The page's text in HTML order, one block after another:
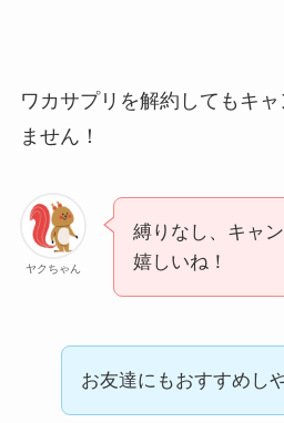
ワカサプリを解約してもキ
ません！
ヤクちゃん
縛りなし、キャ
嬉しいね！
お友達にもおすすめし